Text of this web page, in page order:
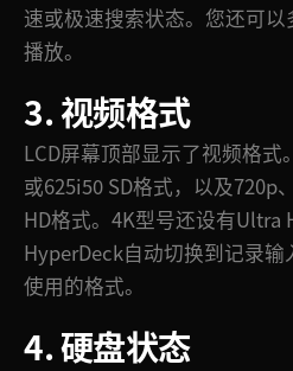
速或极速搜索状态。您还可
播放。
3. 视频格式
LCD屏幕顶部显示了视频格
或625i50 SD格式，以及720p
HD格式。4K型号还设有Ultra
HyperDeck自动切换到记录
使用的格式。
4. 硬盘状态